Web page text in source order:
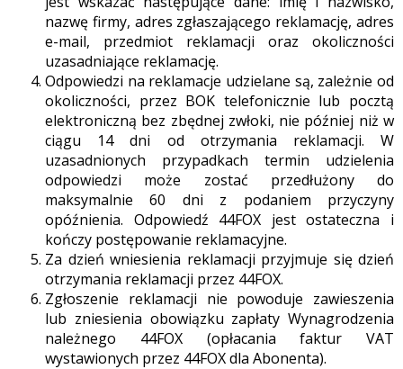
nazwę firmy, adres zgłaszającego reklamację, adres
e-mail, przedmiot reklamacji oraz okoliczności
uzasadniające reklamację.
Odpowiedzi na reklamacje udzielane są, zależnie od
okoliczności, przez BOK telefonicznie lub pocztą
elektroniczną bez zbędnej zwłoki, nie później niż w
ciągu 14 dni od otrzymania reklamacji. W
uzasadnionych przypadkach termin udzielenia
odpowiedzi może zostać przedłużony do
maksymalnie 60 dni z podaniem przyczyny
opóźnienia. Odpowiedź 44FOX jest ostateczna i
kończy postępowanie reklamacyjne.
Za dzień wniesienia reklamacji przyjmuje się dzień
otrzymania reklamacji przez 44FOX.
Zgłoszenie reklamacji nie powoduje zawieszenia
lub zniesienia obowiązku zapłaty Wynagrodzenia
należnego 44FOX (opłacania faktur VAT
wystawionych przez 44FOX dla Abonenta).